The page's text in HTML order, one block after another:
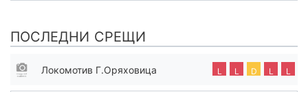
ПОСЛЕДНИ СРЕЩИ
Локомотив Г.Оряховица L L D L L